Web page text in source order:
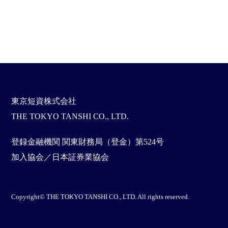
東京短資株式会社
THE TOKYO TANSHI CO., LTD.
登録金融機関 関東財務局（登金）第524号
加入協会／日本証券業協会
Copyright© THE TOKYO TANSHI CO., LTD. All rights reserved.